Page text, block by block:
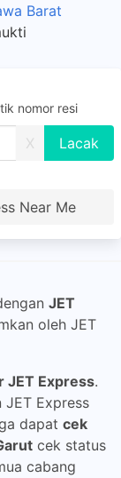
Barat
nomor resi
X
Near Me
JET
oleh JET
JET Express.
Express
dapat cek
cek status
cabang